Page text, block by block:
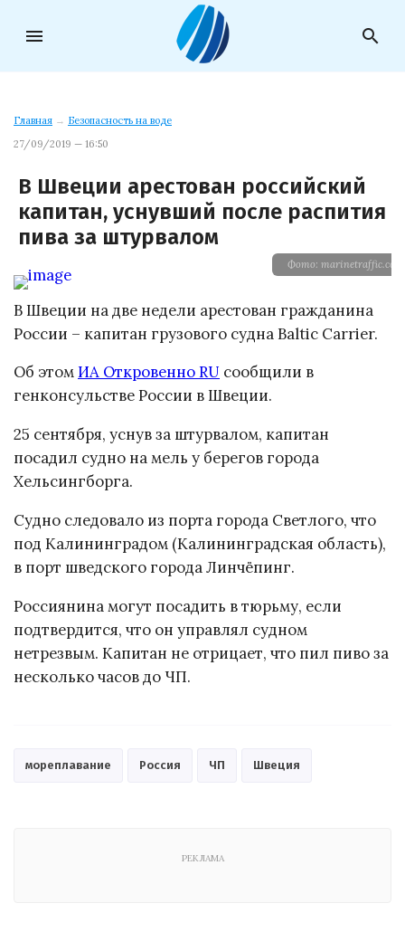
menu search
Главная → Безопасность на воде
27/09/2019 — 16:50
В Швеции арестован российский
капитан, уснувший после распития
пива за штурвалом
Фото: marinetraffic.com
В Швеции на две недели арестован гражданина
России – капитан грузового судна Baltic Carrier.
Об этомИА Откровенно RU сообщили в
генконсульстве России в Швеции.
25 сентября, уснув за штурвалом, капитан
посадил судно на мель у берегов города
Хельсингборга.
Судно следовало из порта города Светлого, что
под Калининградом (Калининградская область),
в порт шведского города Линчёпинг.
Россиянина могут посадить в тюрьму, если
подтвердится, что он управлял судном
нетрезвым. Капитан не отрицает, что пил пиво за
несколько часов до ЧП.
мореплавание Россия ЧП Швеция
РЕКЛАМА